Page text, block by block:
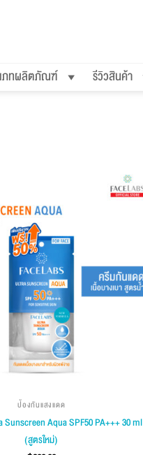
ภทผลิตภัณฑ์ รีวิวสินค้า
ป้องกันแสงแดด
Sunscreen Aqua SPF50 PA+++ 30 ml
(สูตรใหม่)